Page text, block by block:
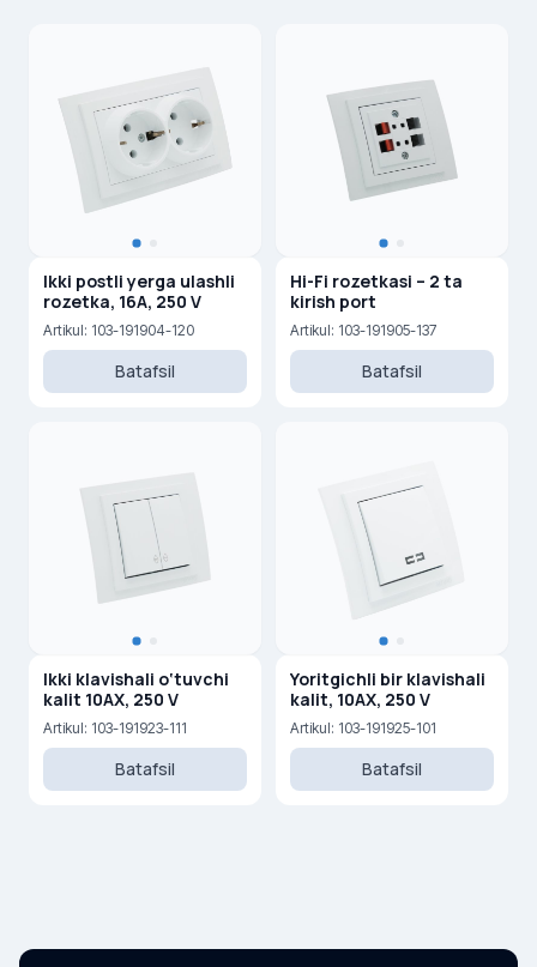
Ikki postli yerga ulashli
rozetka, 16A, 250 V
Artikul: 103-191904-120
Batafsil
Hi-Fi rozetkasi – 2 ta
kirish port
Artikul: 103-191905-137
Batafsil
Ikki klavishali o‘tuvchi
kalit 10AX, 250 V
Artikul: 103-191923-111
Batafsil
Yoritgichli bir klavishali
kalit, 10AX, 250 V
Artikul: 103-191925-101
Batafsil